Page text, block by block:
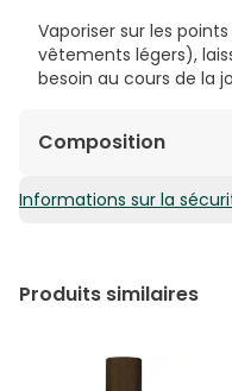
Vaporiser sur les
vêtements légers),
besoin au cours de la
Composition
Alcohol denat., parfum
Informations sur la
Produits similaires